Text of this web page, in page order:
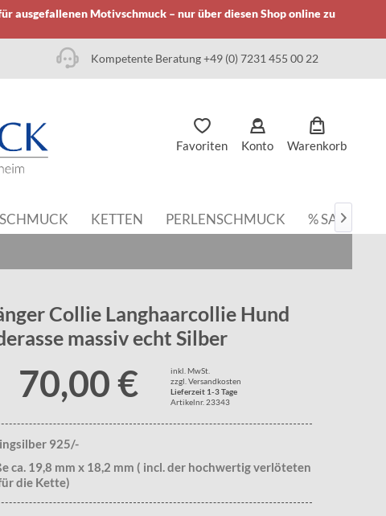
Motivschmuck – nur über diesen Shop online zu
Kompetente Beratung +49 (0) 7231 455 00 22
Favoriten Konto Warenkorb
KETTEN PERLENSCHMUCK % SALE

Collie Langhaarcollie Hund
massiv echt Silber
70,00 €
inkl. MwSt.
zzgl. Versandkosten
Lieferzeit 1-3 Tage
Artikelnr. 23343
925/-
ca. 19,8 mm x 18,2 mm ( incl. der hochwertig verlöteten
die Kette)